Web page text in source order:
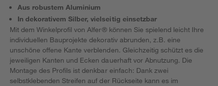
Aus robustem Aluminium
In dekorativem Silber, vielseitig einsetzbar
Mit dem Winkelprofil von Alfer® können Sie spielend leicht Ihre
individuellen Bauprojekte dekorativ abrunden, z.B. eine
unschöne offene Kante verblenden. Gleichzeitig schützt es die
jeweiligen Kanten und Ecken dauerhaft vor Abnutzung. Die
Montage des Profils ist denkbar einfach: Dank zwei
selbstklebenden Streifen auf der Rückseite kann es im